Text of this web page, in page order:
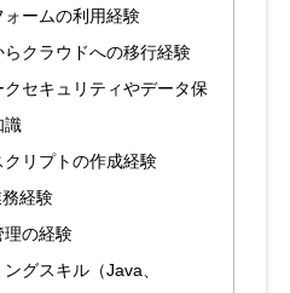
ームの利用経験
らクラウドへの移行経験
クセキュリティやデータ保
識
クリプトの作成経験
務経験
理の経験
ングスキル（Java、